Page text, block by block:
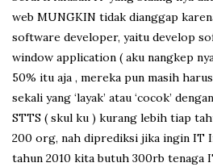
web MUNGKIN tidak dianggap
software developer, yaitu develop
window application ( aku nangkep
50% itu aja , mereka pun masih
sekali yang ‘layak’ atau ‘cocok’
STTS ( skul ku ) kurang lebih tiap
200 org, nah diprediksi jika ingin IT
tahun 2010 kita butuh 300rb tenaga